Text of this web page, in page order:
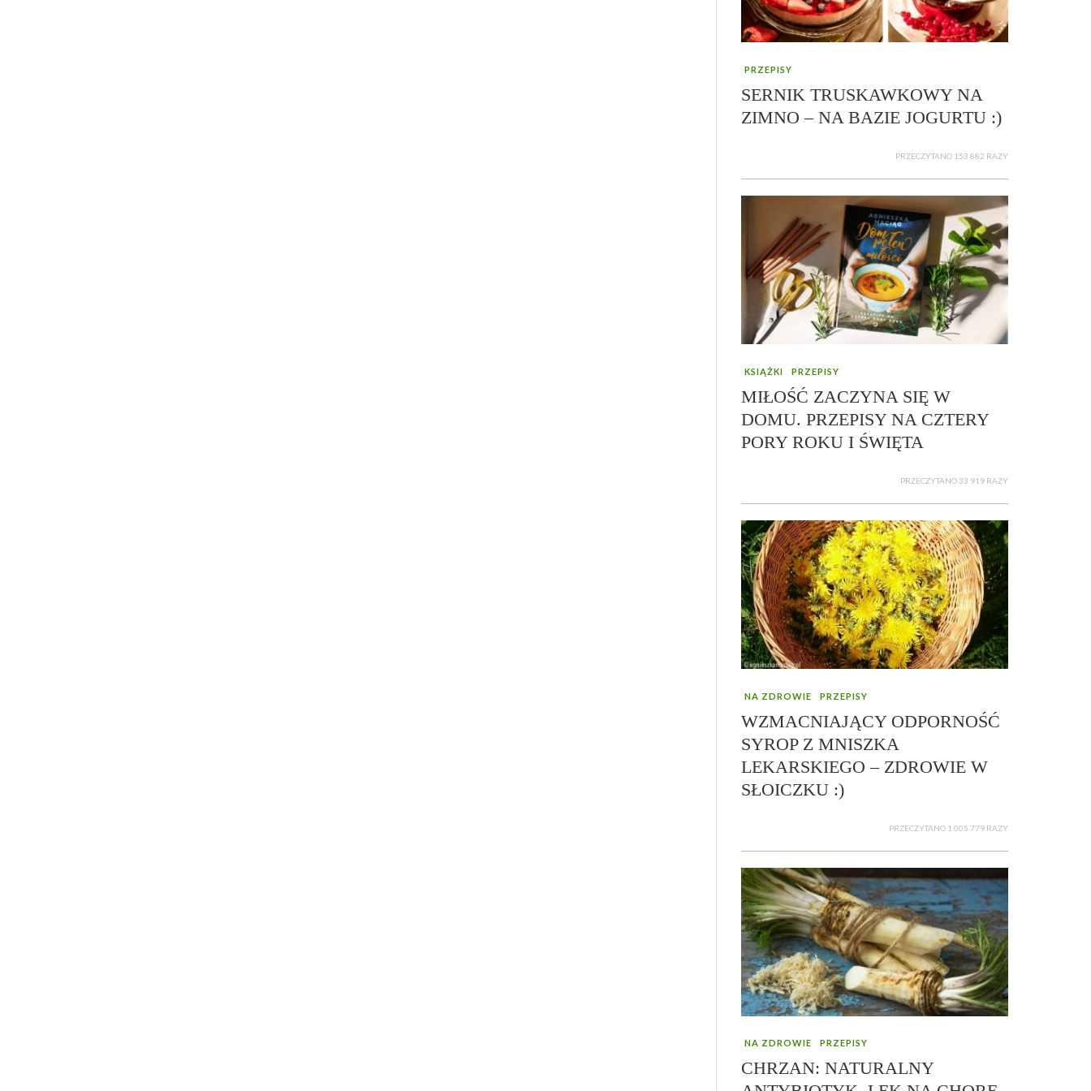
PRZEPISY
SERNIK TRUSKAWKOWY NA
ZIMNO – NA BAZIE JOGURTU :)
PRZECZYTANO 153 882 RAZY
KSIĄŻKI PRZEPISY
MIŁOŚĆ ZACZYNA SIĘ W
DOMU. PRZEPISY NA CZTERY
PORY ROKU I ŚWIĘTA
PRZECZYTANO 33 919 RAZY
NA ZDROWIE PRZEPISY
WZMACNIAJĄCY ODPORNOŚĆ
SYROP Z MNISZKA
LEKARSKIEGO – ZDROWIE W
SŁOICZKU :)
PRZECZYTANO 1 005 779 RAZY
NA ZDROWIE PRZEPISY
CHRZAN: NATURALNY